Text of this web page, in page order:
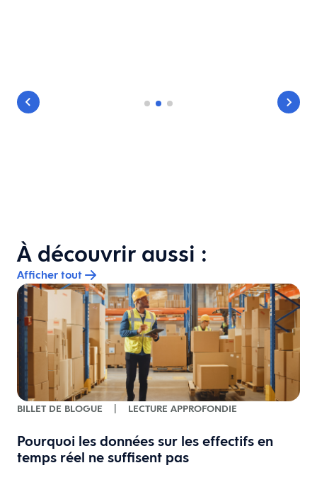
À découvrir aussi :
Afficher tout
BILLET DE BLOGUE | LECTURE APPROFONDIE
Pourquoi les données sur les effectifs en
temps réel ne suffisent pas